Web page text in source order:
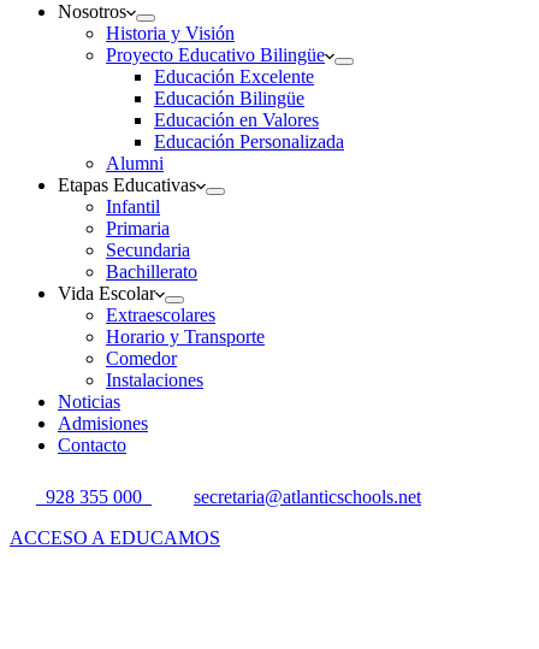
Nosotros
Historia y Visión
Proyecto Educativo Bilingüe
Educación Excelente
Educación Bilingüe
Educación en Valores
Educación Personalizada
Alumni
Etapas Educativas
Infantil
Primaria
Secundaria
Bachillerato
Vida Escolar
Extraescolares
Horario y Transporte
Comedor
Instalaciones
Noticias
Admisiones
Contacto
928 355 000
secretaria@atlanticschools.net
ACCESO A EDUCAMOS